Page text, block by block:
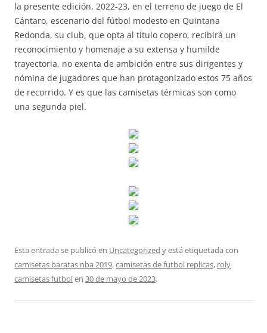
la presente edición, 2022-23, en el terreno de juego de El
Cántaro, escenario del fútbol modesto en Quintana
Redonda, su club, que opta al título copero, recibirá un
reconocimiento y homenaje a su extensa y humilde
trayectoria, no exenta de ambición entre sus dirigentes y
nómina de jugadores que han protagonizado estos 75 años
de recorrido. Y es que las camisetas térmicas son como
una segunda piel.
Esta entrada se publicó en Uncategorized y está etiquetada con
camisetas baratas nba 2019,camisetas de futbol replicas, roly
camisetas futbolen 30 de mayo de 2023.